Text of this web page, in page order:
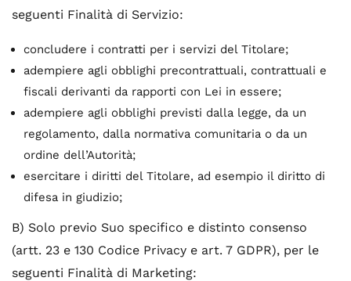
seguenti Finalità di Servizio:
concludere i contratti per i servizi del Titolare;
adempiere agli obblighi precontrattuali, contrattuali e
fiscali derivanti da rapporti con Lei in essere;
adempiere agli obblighi previsti dalla legge, da un
regolamento, dalla normativa comunitaria o da un
ordine dell’Autorità;
esercitare i diritti del Titolare, ad esempio il diritto di
difesa in giudizio;
B) Solo previo Suo specifico e distinto consenso
(artt. 23 e 130 Codice Privacy e art. 7 GDPR), per le
seguenti Finalità di Marketing: